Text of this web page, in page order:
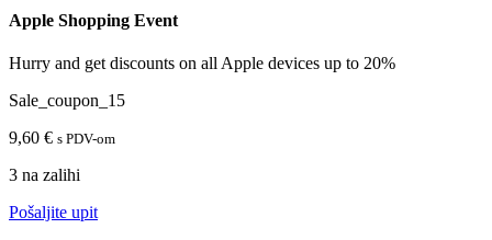
Apple Shopping Event
Hurry and get discounts on all Apple devices up to 20%
Sale_coupon_15
9,60 € s PDV-om
3 na zalihi
Pošaljite upit